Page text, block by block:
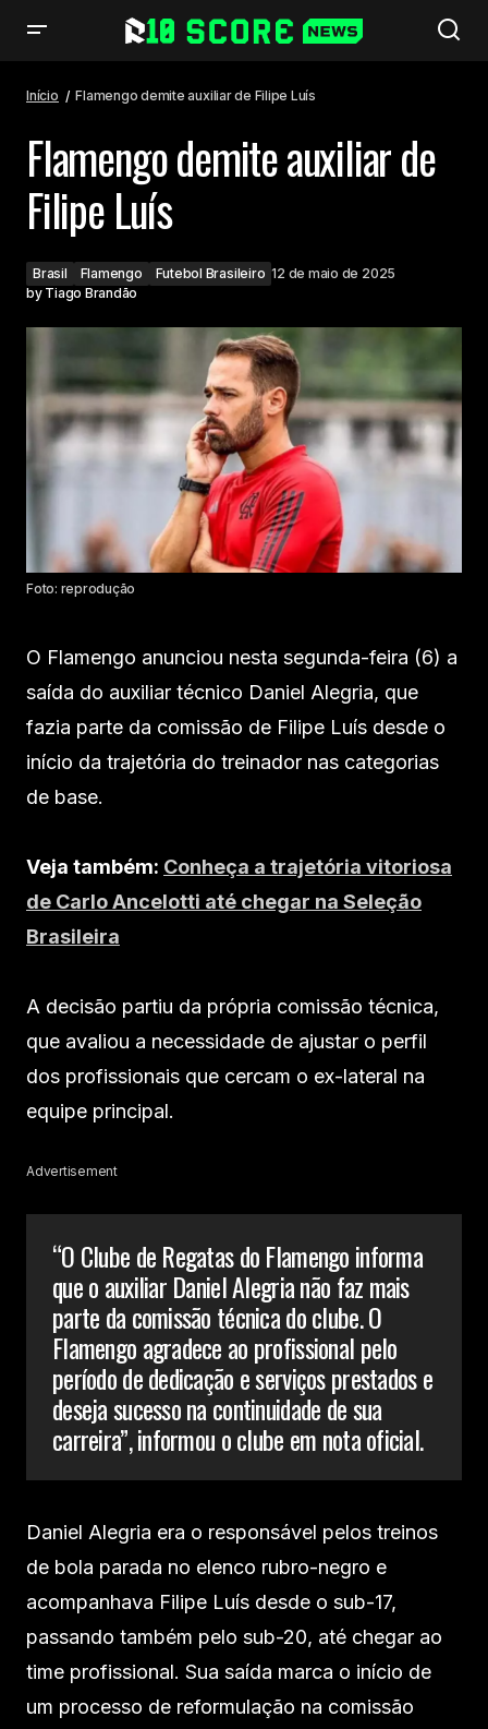
Início Flamengo demite auxiliar de Filipe Luís
Flamengo demite auxiliar de
Filipe Luís
Brasil Flamengo Futebol Brasileiro 12 de maio de 2025
by Tiago Brandão
Foto: reprodução
O Flamengo anunciou nesta segunda-feira (6) a
saída do auxiliar técnico Daniel Alegria, que
fazia parte da comissão de Filipe Luís desde o
início da trajetória do treinador nas categorias
de base.
Veja também: Conheça a trajetória vitoriosa
de Carlo Ancelotti até chegar na Seleção
Brasileira
A decisão partiu da própria comissão técnica,
que avaliou a necessidade de ajustar o perfil
dos profissionais que cercam o ex-lateral na
equipe principal.
Advertisement
“O Clube de Regatas do Flamengo informa
que o auxiliar Daniel Alegria não faz mais
parte da comissão técnica do clube. O
Flamengo agradece ao profissional pelo
período de dedicação e serviços prestados e
deseja sucesso na continuidade de sua
carreira”, informou o clube em nota oficial.
Daniel Alegria era o responsável pelos treinos
de bola parada no elenco rubro-negro e
acompanhava Filipe Luís desde o sub-17,
passando também pelo sub-20, até chegar ao
time profissional. Sua saída marca o início de
um processo de reformulação na comissão